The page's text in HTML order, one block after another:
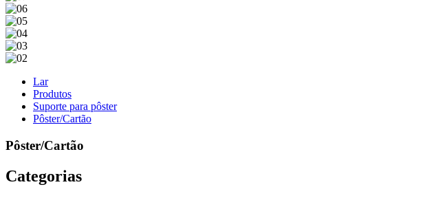
Lar
Produtos
Suporte para pôster
Pôster/Cartão
Pôster/Cartão
Categorias